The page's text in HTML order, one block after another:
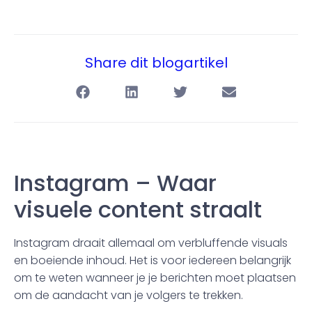
Share dit blogartikel
Instagram – Waar
visuele content straalt
Instagram draait allemaal om verbluffende visuals
en boeiende inhoud. Het is voor iedereen belangrijk
om te weten wanneer je je berichten moet plaatsen
om de aandacht van je volgers te trekken.